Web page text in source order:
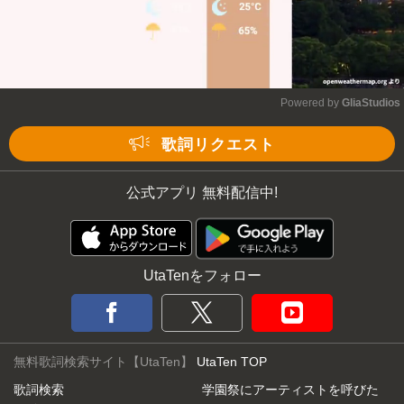
Powered by GliaStudios
歌詞リクエスト
公式アプリ 無料配信中!
UtaTenをフォロー
無料歌詞検索サイト【UtaTen】 UtaTen TOP
歌詞検索
学園祭にアーティストを呼びた